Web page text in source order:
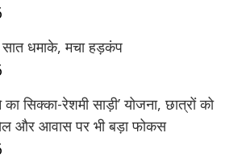
धमाके, मचा हड़कंप
सिक्का-रेशमी साड़ी’ योजना, छात्रों को
और आवास पर भी बड़ा फोकस